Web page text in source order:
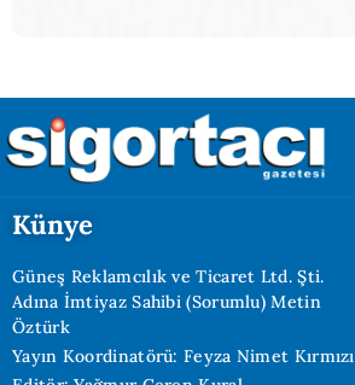
Künye
Güneş Reklamcılık ve Ticaret Ltd. Şti.
Adına İmtiyaz Sahibi (Sorumlu) Metin
Öztürk
Yayın Koordinatörü: Feyza Nimet Kırmızı